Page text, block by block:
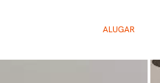
ALUGAR